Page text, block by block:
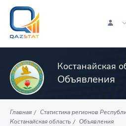
Костанайская
Объявления
Главная
Статистика регионов
Костанайская область
Объявления